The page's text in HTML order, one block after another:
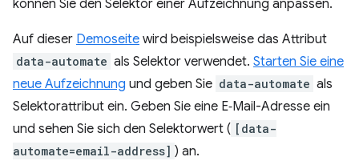
können Sie den Selektor einer Aufzeichnung anpassen.
Auf dieser Demoseite wird beispielsweise das Attribut
data-automate als Selektor verwendet. Starten Sie eine
neue Aufzeichnung und geben Sie data-automate als
Selektorattribut ein. Geben Sie eine E‑Mail-Adresse ein
und sehen Sie sich den Selektorwert ( [data-
automate=email-address] ) an.